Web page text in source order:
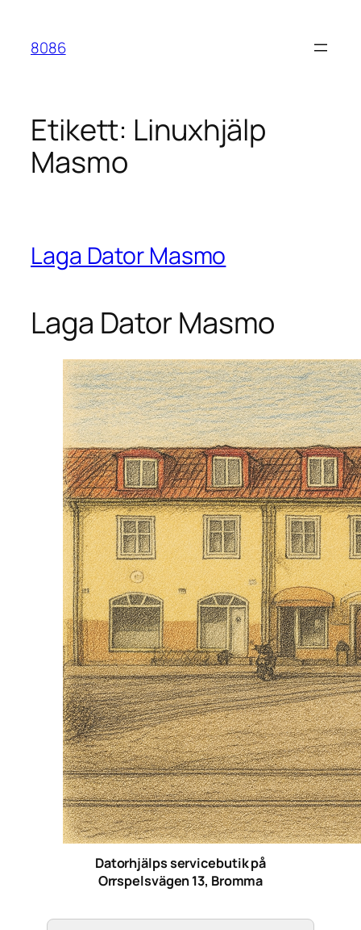
innehåll
8086
Etikett: Linuxhjälp
Masmo
Laga Dator Masmo
Laga Dator Masmo
Datorhjälps servicebutik på
Orrspelsvägen 13, Bromma